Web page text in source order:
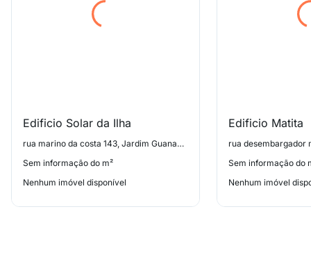
Edificio Solar da Ilha
rua marino da costa 143, Jardim Guanabara (ilha do Governador)
Sem informação do m²
Nenhum imóvel disponível
Edificio Matita
Sem informação do
Nenhum imóvel